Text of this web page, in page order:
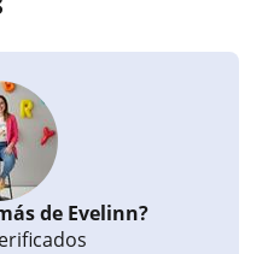
de Evelinn?